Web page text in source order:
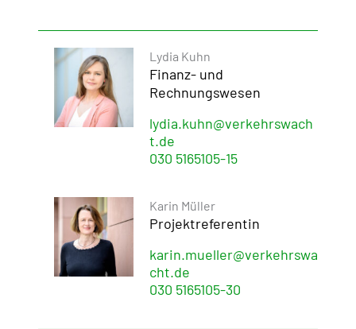
Lydia Kuhn
Finanz- und
Rechnungswesen
lydia.kuhn@verkehrswach
t.de
030 5165105-15
Karin Müller
Projektreferentin
karin.mueller@verkehrswa
cht.de
030 5165105-30